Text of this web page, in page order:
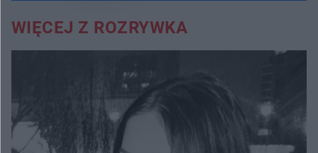
WIĘCEJ Z ROZRYWKA